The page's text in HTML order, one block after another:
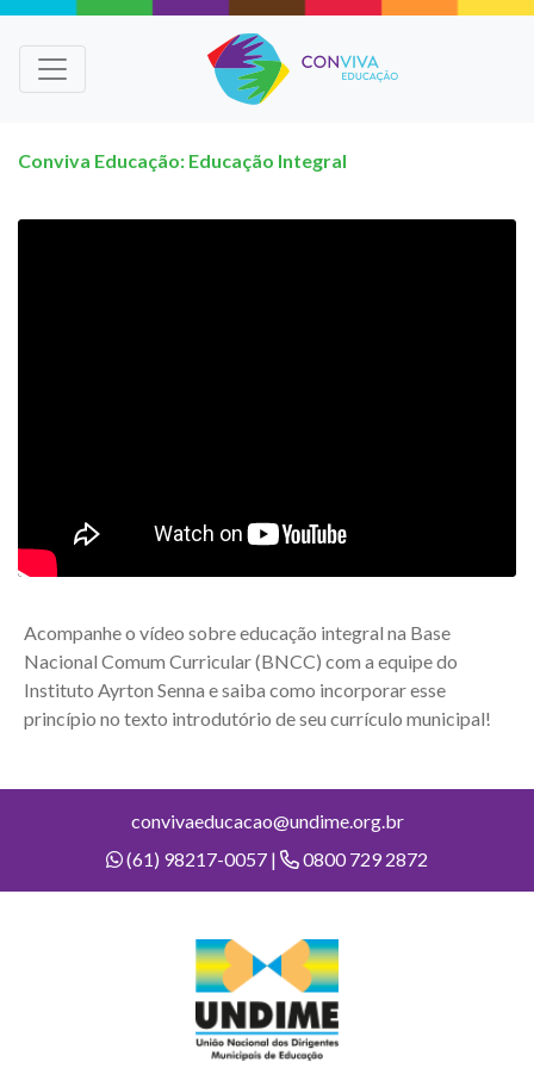
Conviva Educação: Educação Integral
Acompanhe o vídeo sobre educação integral na Base
Nacional Comum Curricular (BNCC) com a equipe do
Instituto Ayrton Senna e saiba como incorporar esse
princípio no texto introdutório de seu currículo municipal!
convivaeducacao@undime.org.br
(61) 98217-0057 |
0800 729 2872